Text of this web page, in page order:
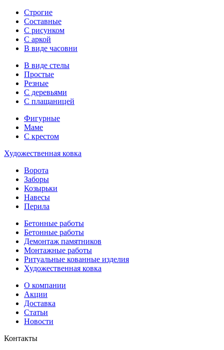
Строгие
Составные
С рисунком
С аркой
В виде часовни
В виде стелы
Простые
Резные
С деревьями
С плащаницей
Фигурные
Маме
С крестом
Художественная ковка
Ворота
Заборы
Козырьки
Навесы
Перила
Бетонные работы
Бетонные работы
Демонтаж памятников
Монтажные работы
Ритуальные кованные изделия
Художественная ковка
О компании
Акции
Доставка
Статьи
Новости
Контакты